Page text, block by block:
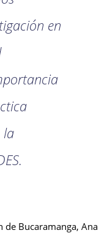
en
la
de Bucaramanga, Ana